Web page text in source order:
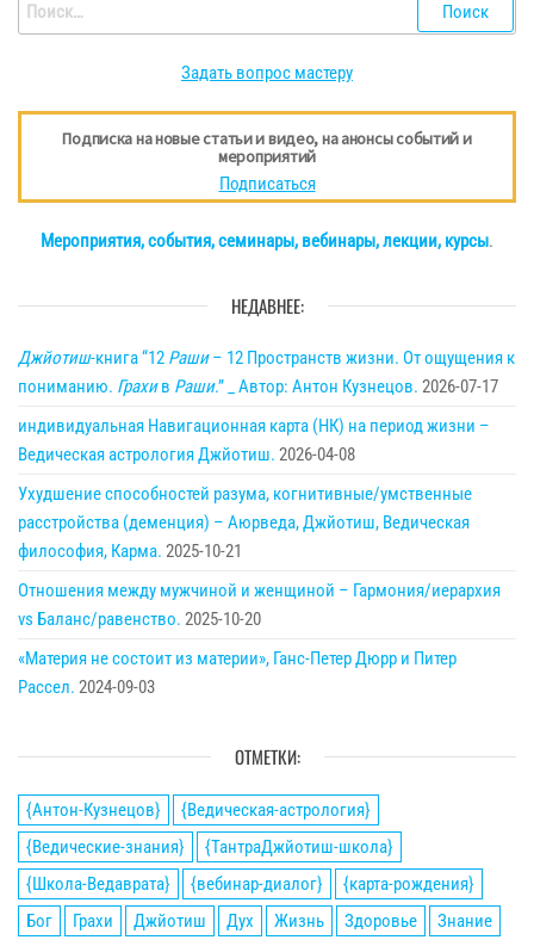
Задать вопрос мастеру
Подписка на новые статьи и видео, на анонсы событий и
мероприятий
Подписаться
Мероприятия, события, семинары, вебинары, лекции, курсы.
НЕДАВНЕЕ:
Джйотиш-книга “12 Раши– 12 Пространств жизни. От ощущения к
пониманию. Грахив Раши.” _ Автор: Антон Кузнецов. 2026-07-17
индивидуальная Навигационная карта (НК) на период жизни –
Ведическая астрология Джйотиш. 2026-04-08
Ухудшение способностей разума, когнитивные/умственные
расстройства (деменция) – Аюрведа, Джйотиш, Ведическая
философия, Карма. 2025-10-21
Отношения между мужчиной и женщиной – Гармония/иерархия
vs Баланс/равенство. 2025-10-20
«Материя не состоит из материи», Ганс-Петер Дюрр и Питер
Рассел. 2024-09-03
ОТМЕТКИ:
{Антон-Кузнецов}
{Ведическая-астрология}
{Ведические-знания}
{ТантраДжйотиш-школа}
{Школа-Ведаврата}
{вебинар-диалог}
{карта-рождения}
Бог
Грахи Джйотиш Дух Жизнь Здоровье
Знание